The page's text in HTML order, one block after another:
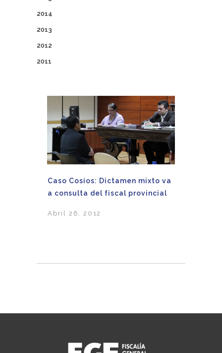
2014
2013
2012
2011
Caso Cosíos: Dictamen mixto va
a consulta del fiscal provincial
Abril 26, 2012